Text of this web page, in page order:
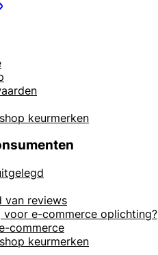
keurmerken
van reviews
e-commerce oplichting?
commerce
keurmerken